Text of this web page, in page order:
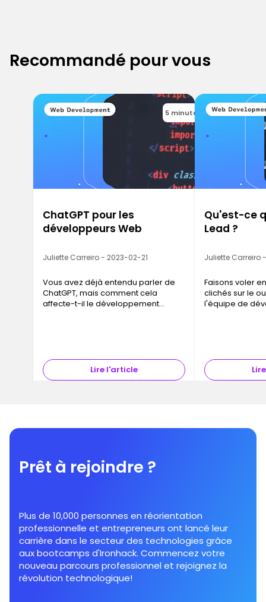
Recommandé pour vous
5 minutes
ChatGPT pour les
développeurs Web
Juliette Carreiro - 2023-02-21
Vous avez déjà entendu parler de
ChatGPT, mais comment cela
affecte-t-il le développement
Lire l'article
Qu'est-ce
Lead ?
Juliette Carreiro
Faisons voler
clichés sur le
l'équipe de
Prêt à rejoindre ?
Plus de 10,000 personnes en réorientation
professionnelle et entrepreneurs ont lancé leur
carrière dans le secteur des technologies grâce
aux bootcamps d'Ironhack. Commencez votre
nouveau parcours professionnel et rejoignez la
révolution technologique!